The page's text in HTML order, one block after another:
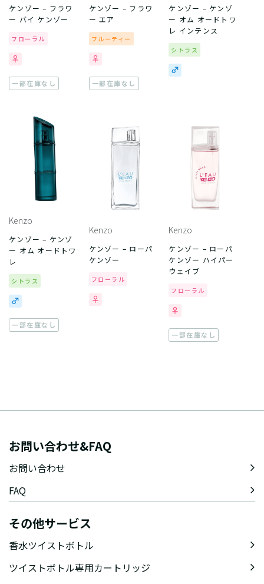
ケンゾー – フラワ
ー バイ ケンゾー
フローラル
一部在庫なし
ケンゾー – フラワ
ー エア
フルーティー
一部在庫なし
ケンゾー – ケンゾ
ー オム オードトワ
レ インテンス
シトラス
Kenzo
ケンゾー – ケンゾ
ー オム オードトワ
レ
シトラス
一部在庫なし
Kenzo
ケンゾー – ローパ
ケンゾー
フローラル
Kenzo
ケンゾー – ローパ
ケンゾー ハイパー
ウェイブ
フローラル
一部在庫なし
お問い合わせ&FAQ
お問い合わせ
FAQ
その他サービス
香水ツイストボトル
ツイストボトル専用カートリッジ